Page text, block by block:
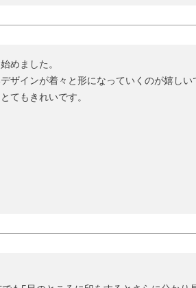
めました。
ザインが着々と形になっていくのが嬉しい
てもきれいです。